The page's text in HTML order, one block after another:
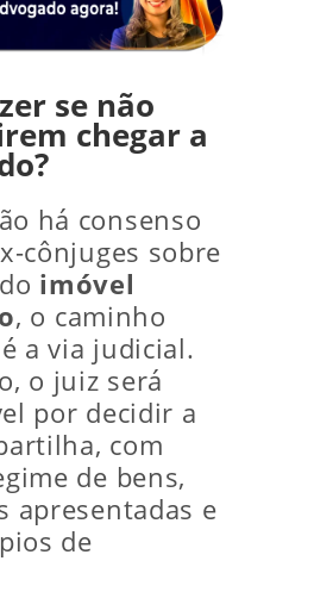
se não
chegar a
há consenso
cônjuges sobre
imóvel
, o caminho
a via judicial.
o juiz será
por decidir a
com
de bens,
apresentadas e
de